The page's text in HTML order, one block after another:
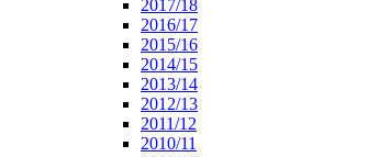
2017/18
2016/17
2015/16
2014/15
2013/14
2012/13
2011/12
2010/11